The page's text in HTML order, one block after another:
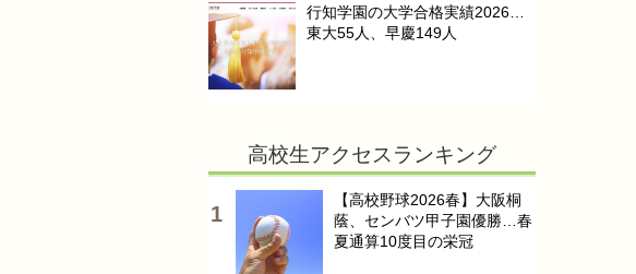
行知学園の大学合格実績2026…
東大55人、早慶149人
高校生アクセスランキング
【高校野球2026春】大阪桐
蔭、センバツ甲子園優勝…春
夏通算10度目の栄冠